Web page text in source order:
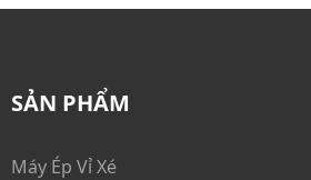
SẢN PHẨM
Máy Ép Vỉ Xé
Máy Bao Gói cuối dây chuyền
Dây Chuyền Ép Vỉ - Đóng Hộp